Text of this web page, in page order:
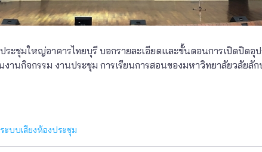
ะชุมใหญ่อาคารไทยบุรี บอกรายละเอียดและขั้นตอนการเปิดปิดอุ
านกิจกรรม งานประชุม การเรียนการสอนของมหาวิทยาลัยวลัยลั
ระบบเสียงห้องประชุม